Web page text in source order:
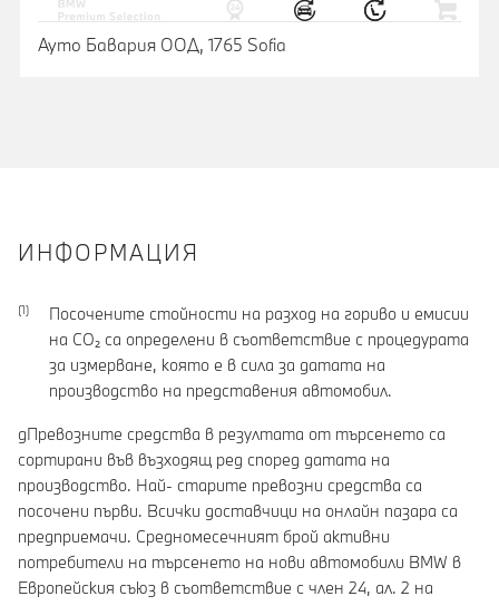
Ауто Бавария ООД, 1765 Sofia
ИНФОРМАЦИЯ
Посочените стойности на разход на гориво и емисии
на CO₂ са определени в съответствие с процедурата
за измерване, която е в сила за датата на
производство на представения автомобил.
gПревозните средства в резултата от търсенето са
сортирани във възходящ ред според датата на
производство. Най- старите превозни средства са
посочени първи. Всички доставчици на онлайн пазара са
предприемачи. Средномесечният брой активни
потребители на търсенето на нови автомобили BMW в
Европейския съюз в съответствие с член 24, ал. 2 на